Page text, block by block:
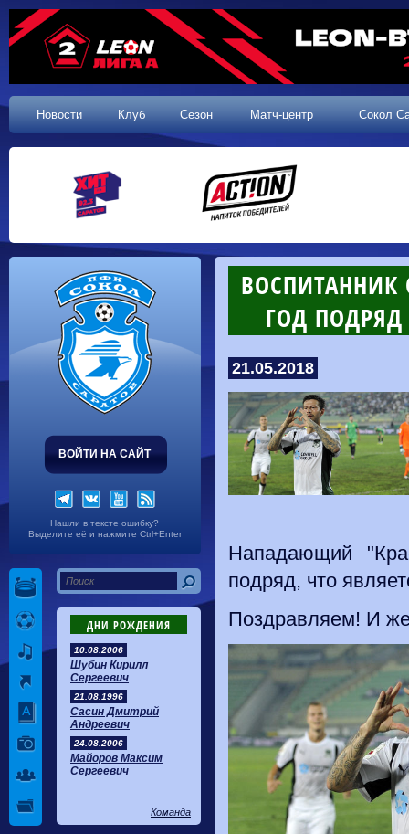
Новости Клуб Сезон Матч-центр Сокол
ВОЙТИ НА САЙТ
Нашли в тексте ошибку?
Выделите её и нажмите Ctrl+Enter
ДНИ РОЖДЕНИЯ
10.08.2006
Шубин Кирилл
Сергеевич
21.08.1996
Сасин Дмитрий
Андреевич
24.08.2006
Майоров Максим
Сергеевич
Команда
ГОД
21.05.2018
Нападающий
подряд, что
Поздравляем! И